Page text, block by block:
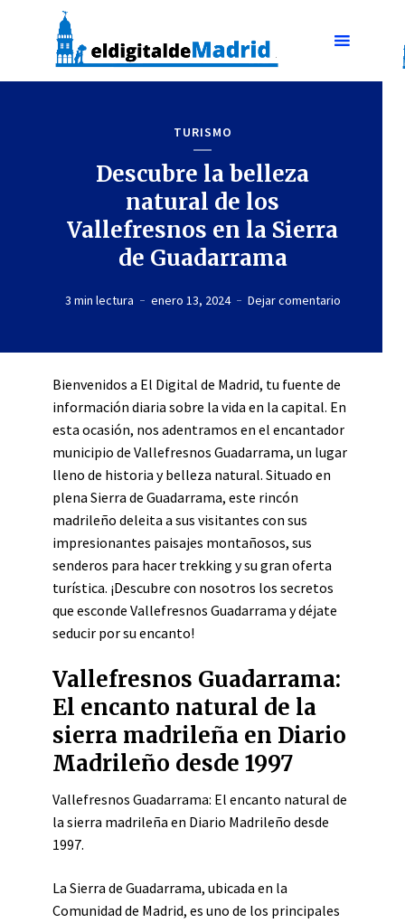
TURISMO
Descubre la belleza
natural de los
Vallefresnos en la Sierra
de Guadarrama
3 min lectura enero 13, 2024 Dejar comentario
Bienvenidos a El Digital de Madrid, tu fuente de
información diaria sobre la vida en la capital. En
esta ocasión, nos adentramos en el encantador
municipio de Vallefresnos Guadarrama, un lugar
lleno de historia y belleza natural. Situado en
plena Sierra de Guadarrama, este rincón
madrileño deleita a sus visitantes con sus
impresionantes paisajes montañosos, sus
senderos para hacer trekking y su gran oferta
turística. ¡Descubre con nosotros los secretos
que esconde Vallefresnos Guadarrama y déjate
seducir por su encanto!
Vallefresnos Guadarrama:
El encanto natural de la
sierra madrileña en Diario
Madrileño desde 1997
Vallefresnos Guadarrama: El encanto natural de
la sierra madrileña en Diario Madrileño desde
1997.
La Sierra de Guadarrama, ubicada en la
Comunidad de Madrid, es uno de los principales